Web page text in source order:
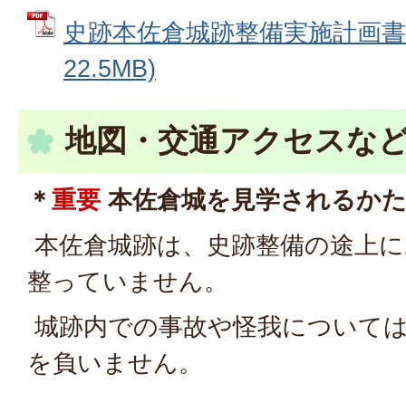
史跡本佐倉城跡整備実施計画
22.5MB)
地図・交通アクセスな
＊ 重要 本佐倉城を見学されるか
本佐倉城跡は、史跡整備の途上
整っていません。
城跡内での事故や怪我について
を負いません。